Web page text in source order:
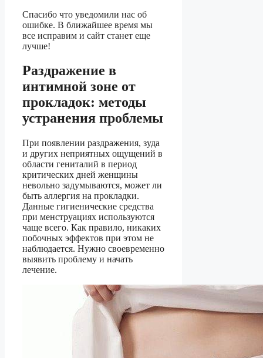
Спасибо что уведомили нас об
ошибке. В ближайшее время мы
все исправим и сайт станет еще
лучше!
Раздражение в
интимной зоне от
прокладок: методы
устранения проблемы
При появлении раздражения, зуда
и других неприятных ощущений в
области гениталий в период
критических дней женщины
невольно задумываются, может ли
быть аллергия на прокладки.
Данные гигиенические средства
при менструациях используются
чаще всего. Как правило, никаких
побочных эффектов при этом не
наблюдается. Нужно своевременно
выявить проблему и начать
лечение.